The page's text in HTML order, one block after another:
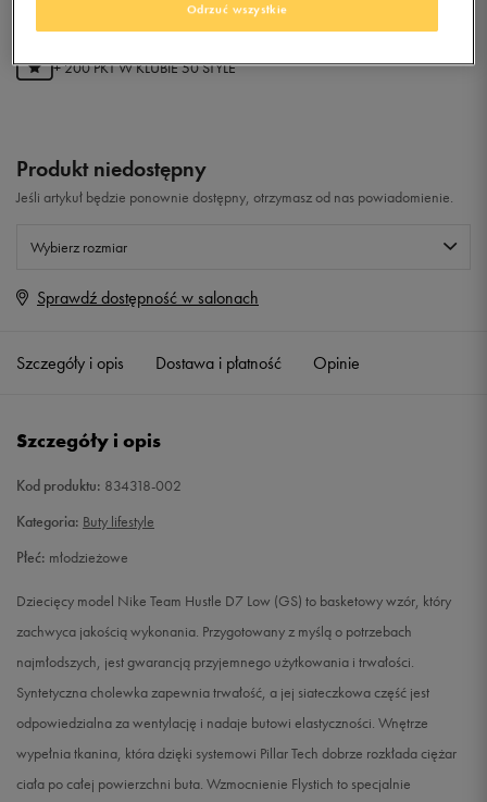
39,99złz Vat
+ 200 PKT WKLUBIE 50 STYLE
Produkt niedostępny
Jeśli artykuł będzie ponownie dostępny, otrzymasz od nas powiadomienie.
Wybierz rozmiar
Rozmiary EU
35,5
37,5 23,5 cm
38,5 24 cm Powiadom o dostępności
39 24,5 cm Powiadom o dostępności
Sprawdź dostępność w salonach
Szczegóły i opis Dostawa i płatność Opinie
Szczegóły i opis
Kod produktu: 834318-002
Kategoria: Buty lifestyle
Płeć: młodzieżowe
Dziecięcy model Nike Team Hustle D7 Low (GS) to basketowy wzór, który
zachwyca jakością wykonania. Przygotowany z myślą o potrzebach
najmłodszych, jest gwarancją przyjemnego użytkowania i trwałości.
Syntetyczna cholewka zapewnia trwałość, a jej siateczkowa część jest
odpowiedzialna za wentylację i nadaje butowi elastyczności. Wnętrze
wypełnia tkanina, która dzięki systemowi Pillar Tech dobrze rozkłada ciężar
ciała po całej powierzchni buta. Wzmocnienie Flystich to specjalnie
Odrzuć wszystkie